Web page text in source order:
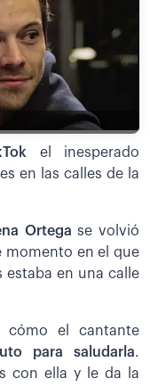
el inesperado
en las calles de la
Ortega se volvió
momento en el que
en una calle
cómo el cantante
para saludarla.
con ella y le da la